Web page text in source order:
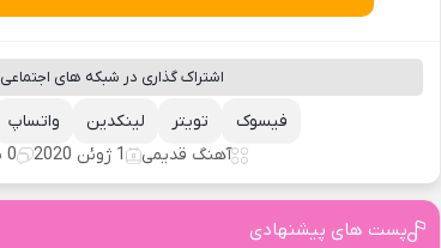
اشتراک گذاری در شبکه های اجتماعی
واتساپ لینکدین تویتر
فیسوک
آهنگ قدیمی
1 ژوئن 2020 0 نظر
پست های پیشنهادی